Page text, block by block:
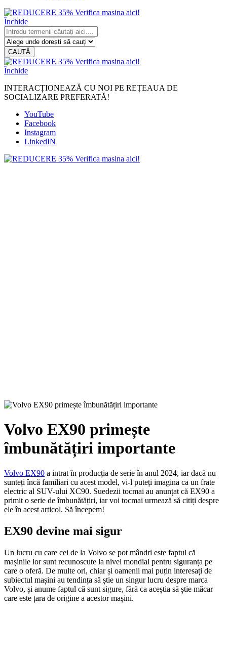
Închide
CAUTĂ
Închide
INTERACȚIONEAZĂ CU NOI PE REȚEAUA DE
SOCIALIZARE PREFERATĂ!
YouTube
Facebook
Instagram
LinkedIN
Volvo EX90 primește
îmbunătățiri importante
Volvo EX90 a intrat în producția de serie în anul 2024, iar dacă nu
sunteți încă familiari cu acest model, vi-l puteți imagina ca un frate
electric al SUV-ului XC90. Suedezii tocmai au anunțat că EX90 a
primit o serie de îmbunătățiri, iar voi tocmai urmează să citiți despre
ele în acest articol. Să începem!
EX90 devine mai sigur
Un lucru cu care cei de la Volvo se pot mândri este faptul că
mașinile lor sunt recunoscute la nivel mondial pentru siguranța pe
care o oferă. De multe ori, chiar și oamenii mai puțin interesați de
subiectul mașini au tendința să știe un singur lucru despre marca
Volvo, și anume faptul că sunt sigure, fără ca aceștia să știe măcar
care este țara de origine a acestor mașini.